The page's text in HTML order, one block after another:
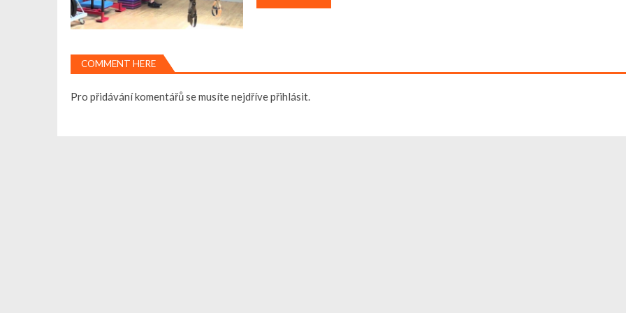
p
ěCOMMENT HERE
Pro přidávání komentářů se musíte nejdřívepřihlásit.